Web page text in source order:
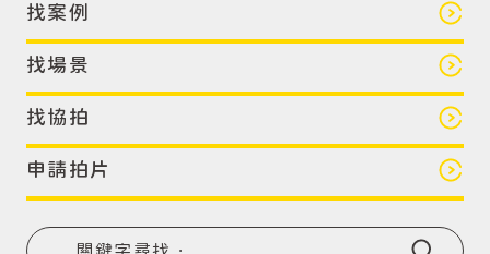
找案例
找場景
找協拍
申請拍片